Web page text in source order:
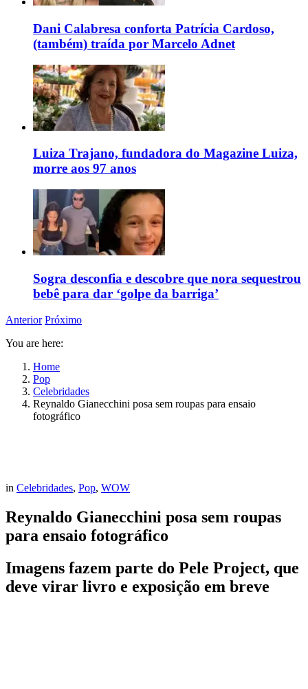
Dani Calabresa conforta Patrícia Cardoso,
(também) traída por Marcelo Adnet
Luiza Trajano, fundadora do Magazine Luiza,
morre aos 97 anos
Sogra desconfia e descobre que nora sequestrou
bebê para dar ‘golpe da barriga’
Anterior Próximo
You are here:
Home
Pop
Celebridades
Reynaldo Gianecchini posa sem roupas para ensaio
fotográfico
in Celebridades, Pop, WOW
Reynaldo Gianecchini posa sem roupas
para ensaio fotográfico
Imagens fazem parte do Pele Project, que
deve virar livro e exposição em breve